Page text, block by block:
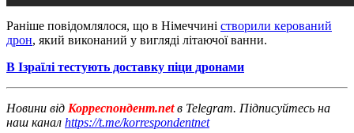
Раніше повідомлялося, що в Німеччині створили керований
дрон, який виконаний у вигляді літаючої ванни.
В Ізраїлі тестують доставку піци дронами
Новини від Корреспондент.netв Telegram. Підписуйтесь на
наш канал https://t.me/korrespondentnet